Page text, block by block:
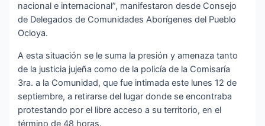
nacional e internacional”, manifestaron desde Consejo
de Delegados de Comunidades Aborígenes del Pueblo
Ocloya.
A esta situación se le suma la presión y amenaza tanto
de la justicia jujeña como de la policía de la Comisaría
3ra. a la Comunidad, que fue intimada este lunes 12 de
septiembre, a retirarse del lugar donde se encontraba
protestando por el libre acceso a su territorio, en el
término de 48 horas.